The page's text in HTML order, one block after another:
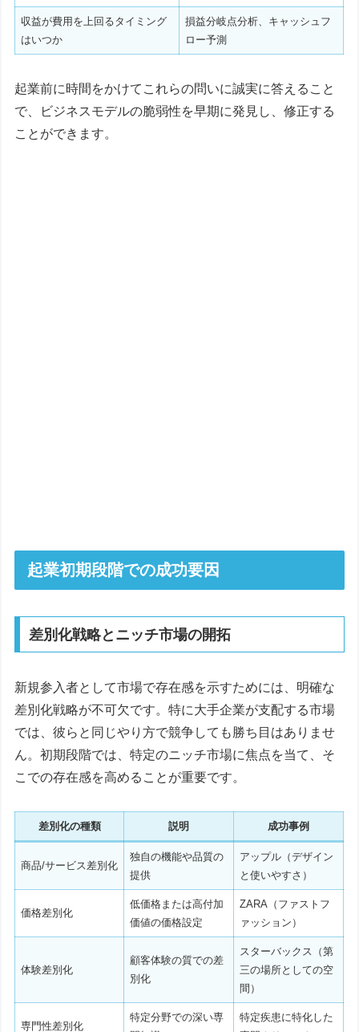
収益が費用を上回るタイミング
はいつか
損益分岐点分析、キャッシュフ
ロー予測
起業前に時間をかけてこれらの問いに誠実に答えること
で、ビジネスモデルの脆弱性を早期に発見し、修正する
ことができます。
起業初期段階での成功要因
差別化戦略とニッチ市場の開拓
新規参入者として市場で存在感を示すためには、明確な
差別化戦略が不可欠です。特に大手企業が支配する市場
では、彼らと同じやり方で競争しても勝ち目はありませ
ん。初期段階では、特定のニッチ市場に焦点を当て、そ
こでの存在感を高めることが重要です。
差別化の種類 説明 成功事例
商品/サービス差別化
独自の機能や品質の
提供
アップル（デザイン
と使いやすさ）
価格差別化
低価格または高付加
価値の価格設定
ZARA（ファストフ
ァッション）
体験差別化
顧客体験の質での差
別化
スターバックス（第
三の場所としての空
間）
専門性差別化
特定分野での深い専
特定疾患に特化した